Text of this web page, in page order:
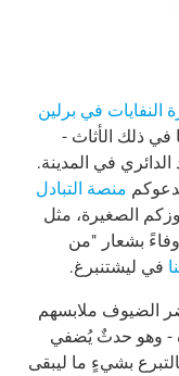
النفايات في برلين
ذلك الأثاث -
في المدينة.
منصة التبادل
الصغيرة، مثل
بشعار "من
في ليشتنبرغ.
الضيوف ملابسهم
- وهو حدثٌ يُضفي
بشيءٍ ما ليبقى